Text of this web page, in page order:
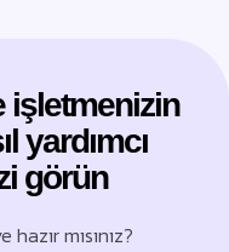
işletmenizin
yardımcı
görün
mısınız?